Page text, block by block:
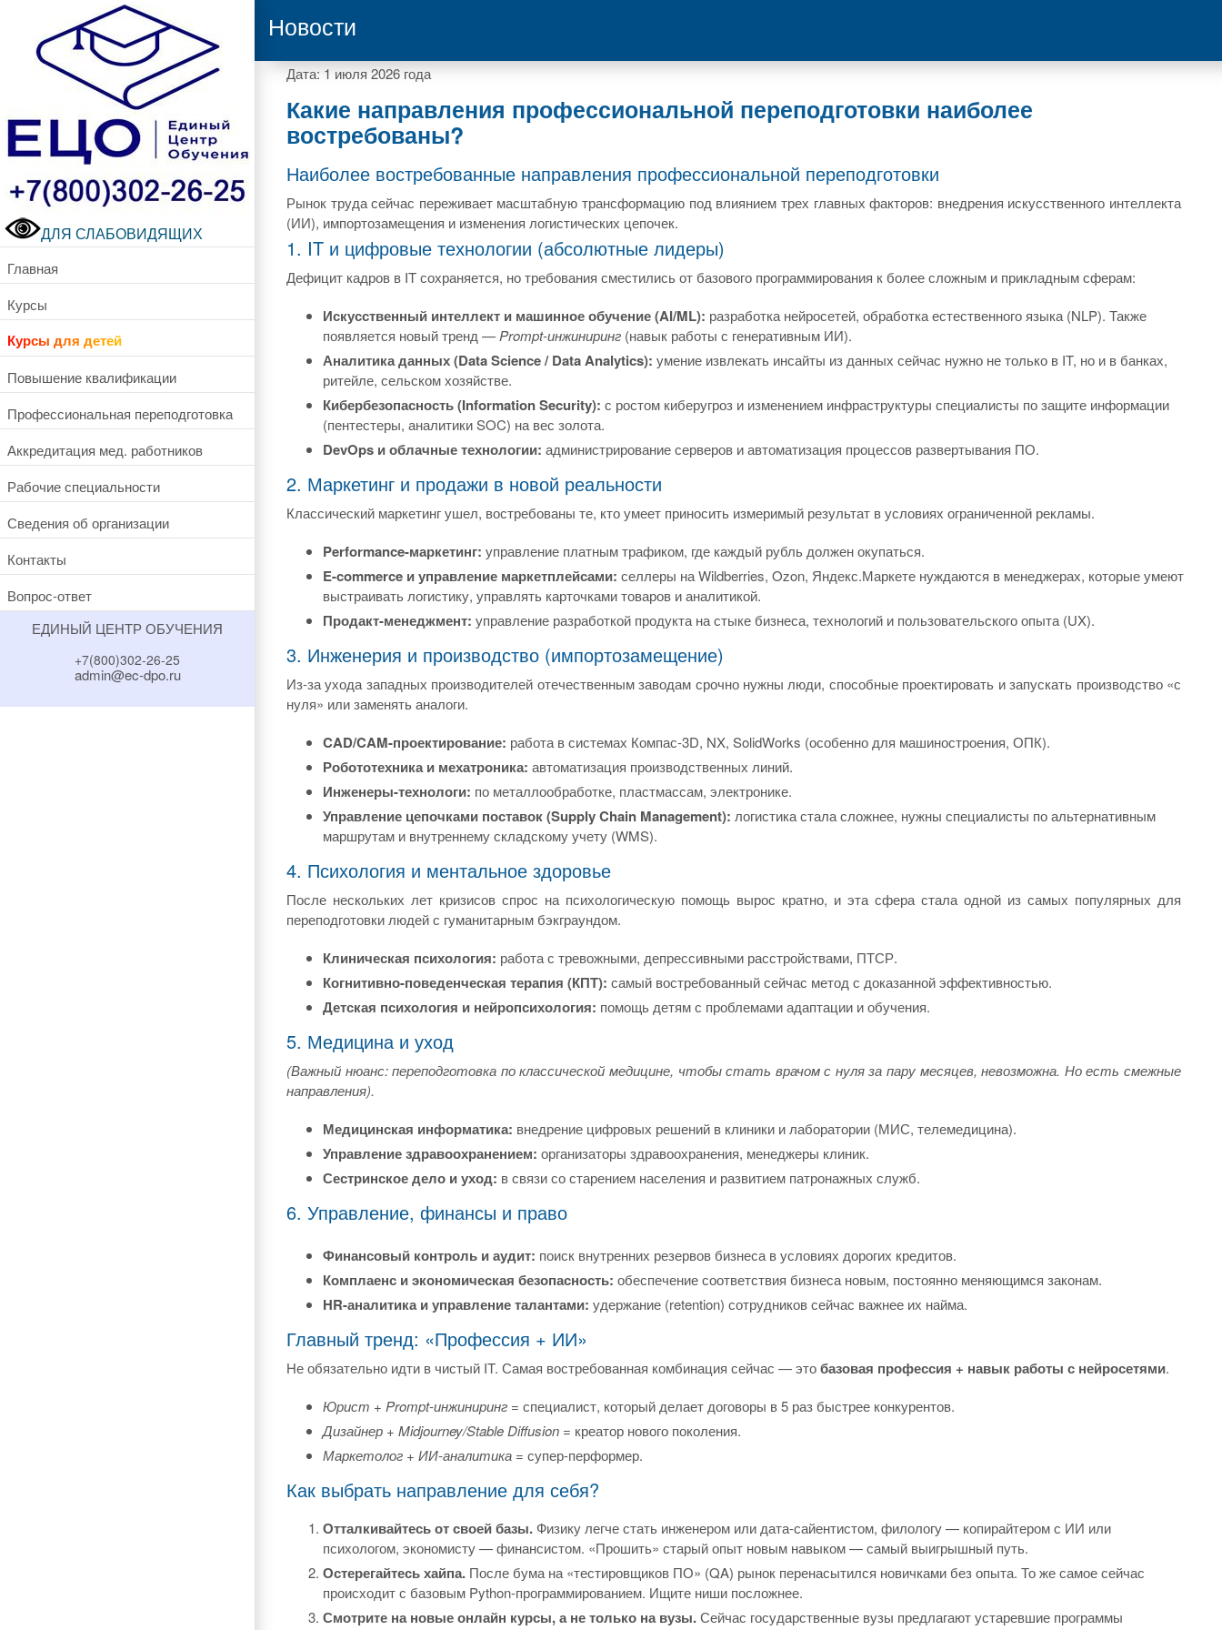
ДЛЯ СЛАБОВИДЯЩИХ
Главная
Курсы
Курсы для детей
Повышение квалификации
Профессиональная переподготовка
Аккредитация мед. работников
Рабочие специальности
Сведения об организации
Контакты
Вопрос-ответ
ЕДИНЫЙ ЦЕНТР ОБУЧЕНИЯ
+7(800)302-26-25
admin@ec-dpo.ru
Новости
Дата: 1 июля 2026 года
Какие направления профессиональной переподготовки наиболее
востребованы?
Наиболее востребованные направления профессиональной переподготовки
Рынок труда сейчас переживает масштабную трансформацию под влиянием трех главных факторов: внедрения искусственного интеллекта
(ИИ), импортозамещения и изменения логистических цепочек.
1. IT и цифровые технологии (абсолютные лидеры)
Дефицит кадров в IT сохраняется, но требования сместились от базового программирования к более сложным и прикладным сферам:
Искусственный интеллект и машинное обучение (AI/ML): разработка нейросетей, обработка естественного языка (NLP). Также
появляется новый тренд — Prompt-инжиниринг (навык работы с генеративным ИИ).
Аналитика данных (Data Science / Data Analytics): умение извлекать инсайты из данных сейчас нужно не только в IT, но и в банках,
ритейле, сельском хозяйстве.
Кибербезопасность (Information Security): с ростом киберугроз и изменением инфраструктуры специалисты по защите информации
(пентестеры, аналитики SOC) на вес золота.
DevOps и облачные технологии: администрирование серверов и автоматизация процессов развертывания ПО.
2. Маркетинг и продажи в новой реальности
Классический маркетинг ушел, востребованы те, кто умеет приносить измеримый результат в условиях ограниченной рекламы.
Performance-маркетинг: управление платным трафиком, где каждый рубль должен окупаться.
E-commerce и управление маркетплейсами: селлеры на Wildberries, Ozon, Яндекс.Маркете нуждаются в менеджерах, которые умеют
выстраивать логистику, управлять карточками товаров и аналитикой.
Продакт-менеджмент: управление разработкой продукта на стыке бизнеса, технологий и пользовательского опыта (UX).
3. Инженерия и производство (импортозамещение)
Из-за ухода западных производителей отечественным заводам срочно нужны люди, способные проектировать и запускать производство «с
нуля» или заменять аналоги.
CAD/CAM-проектирование: работа в системах Компас-3D, NX, SolidWorks (особенно для машиностроения, ОПК).
Робототехника и мехатроника: автоматизация производственных линий.
Инженеры-технологи: по металлообработке, пластмассам, электронике.
Управление цепочками поставок (Supply Chain Management): логистика стала сложнее, нужны специалисты по альтернативным
маршрутам и внутреннему складскому учету (WMS).
4. Психология и ментальное здоровье
После нескольких лет кризисов спрос на психологическую помощь вырос кратно, и эта сфера стала одной из самых популярных для
переподготовки людей с гуманитарным бэкграундом.
Клиническая психология: работа с тревожными, депрессивными расстройствами, ПТСР.
Когнитивно-поведенческая терапия (КПТ): самый востребованный сейчас метод с доказанной эффективностью.
Детская психология и нейропсихология: помощь детям с проблемами адаптации и обучения.
5. Медицина и уход
(Важный нюанс: переподготовка по классической медицине, чтобы стать врачом с нуля за пару месяцев, невозможна. Но есть смежные
направления).
Медицинская информатика: внедрение цифровых решений в клиники и лаборатории (МИС, телемедицина).
Управление здравоохранением: организаторы здравоохранения, менеджеры клиник.
Сестринское дело и уход: в связи со старением населения и развитием патронажных служб.
6. Управление, финансы и право
Финансовый контроль и аудит: поиск внутренних резервов бизнеса в условиях дорогих кредитов.
Комплаенс и экономическая безопасность: обеспечение соответствия бизнеса новым, постоянно меняющимся законам.
HR-аналитика и управление талантами: удержание (retention) сотрудников сейчас важнее их найма.
Главный тренд: «Профессия + ИИ»
Не обязательно идти в чистый IT. Самая востребованная комбинация сейчас — этобазовая профессия + навык работы с нейросетями.
Юрист + Prompt-инжиниринг = специалист, который делает договоры в 5 раз быстрее конкурентов.
Дизайнер + Midjourney/Stable Diffusion = креатор нового поколения.
Маркетолог + ИИ-аналитика = супер-перформер.
Как выбрать направление для себя?
Отталкивайтесь от своей базы. Физику легче стать инженером или дата-сайентистом, филологу — копирайтером с ИИ или
психологом, экономисту — финансистом. «Прошить» старый опыт новым навыком — самый выигрышный путь.
Остерегайтесь хайпа. После бума на «тестировщиков ПО» (QA) рынок перенасытился новичками без опыта. То же самое сейчас
происходит с базовым Python-программированием. Ищите ниши посложнее.
Смотрите на новые онлайн курсы, а не только на вузы.Сейчас государственные вузы предлагают устаревшие программы